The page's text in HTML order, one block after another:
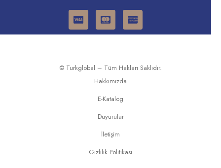
© Turkglobal – Tüm Hakları Saklıdır.
Hakkımızda
E-Katalog
Duyurular
İletişim
Gizlilik Politikası